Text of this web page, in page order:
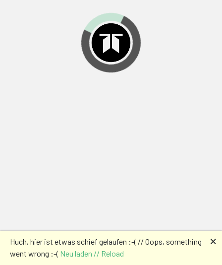
Huch, hier ist etwas schief gelaufen :-( // Oops, something
went wrong :-( Neu laden // Reload
🗙